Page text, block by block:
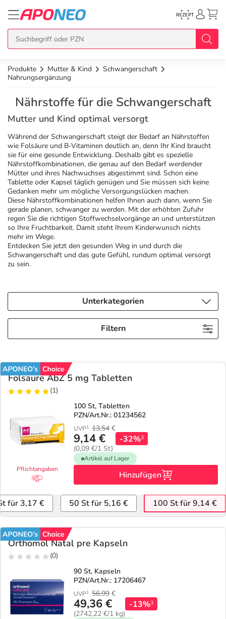
zurück
Übersicht Produkte
Topseller
Neuheiten
Arzneimittel
Bio & Genuss
Diabetes
Liebe & Erotik
Mutter & Kind
Nahrungsergänzung
Natur & Homöopathie
Sanitätshaus
Sport & Fitness
Tierapotheke
Vitamine & Mineralstoffe
Marken
zurück
Übersicht Aktionen
APO Cash Deals
Gratis dazu
Im Set günstiger
Schnäppchen
Geschenkideen
Summer SALE
Reiseapotheke
Insektenschutz
Sonnenpflege
Sommerpflege für Haar und Kopfhaut
Täglich gut versorgt
zurück
Übersicht Services
Dermatologische Beratung
Wechselwirkungscheck
Diabetes-Risiko-Test
BMI-Rechner
Fragen und Antworten
Beliebte Beiträge
E-Rezept einlösen
E-Rezept App
zurück
Übersicht Rezept einlösen
E-Rezept auf Karte
E-Rezept Ausdruck
Papier-Rezept
zurück
Übersicht APO Cash Deals
Alle APO Cash Deals
20% Extra Cash
15% Extra Cash
10% Extra Cash
5% Extra Cash
Evolsin Deals
Frontline & Frontpro Deals
Nattermann Deals
R(h)ein Nutrition Deals
Refluthin, Lasea & Carmenthin Deals
Salus Deals
Produkte Mutter & Kind
Schwangerschaft
Nahrungsergänzung
Nährstoffe für die Schwangerschaft
Mutter und Kind optimal versorgt
Während der Schwangerschaft steigt der Bedarf an Nährstoffen
wie Folsäure und B-Vitaminen deutlich an, denn Ihr Kind braucht
sie für eine gesunde Entwicklung. Deshalb gibt es spezielle
Nährstoffkombinationen, die genau auf den Bedarf werdender
Mütter und ihres Nachwuchses abgestimmt sind. Schon eine
Tablette oder Kapsel täglich genügen und Sie müssen sich keine
Gedanken mehr um mögliche Versorgungslücken machen.
Diese Nährstoffkombinationen helfen Ihnen auch dann, wenn Sie
gerade planen, schwanger zu werden. Mit der erhöhten Zufuhr
regen Sie die richtigen Stoffwechselvorgänge an und unterstützen
so Ihre Fruchtbarkeit. Damit steht Ihrem Kinderwunsch nichts
mehr im Wege.
Entdecken Sie jetzt den gesunden Weg in und durch die
Schwangerschaft und das gute Gefühl, rundum optimal versorgt
zu sein.
Unterkategorien
Filtern
Folsäure AbZ 5 mg Tabletten
(1)
Pflichtangaben
100 St, Tabletten
PZN/Art.Nr.: 01234562
UVP1 13,54 €
9,14 €
(0,09 €/1 St)
-32%3
Artikel auf Lager
Hinzufügen
für 3,17 € 50 St für 5,16 € 100 St für 9,14 €
Orthomol Natal pre Kapseln
(0)
90 St, Kapseln
PZN/Art.Nr.: 17206467
UVP1 56,99 €
49,36 €
(2742,22 €/1 kg)
-13%3